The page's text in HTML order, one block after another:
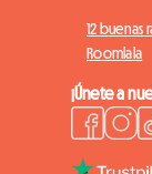
12 buenas
Roomlala
¡Únete a